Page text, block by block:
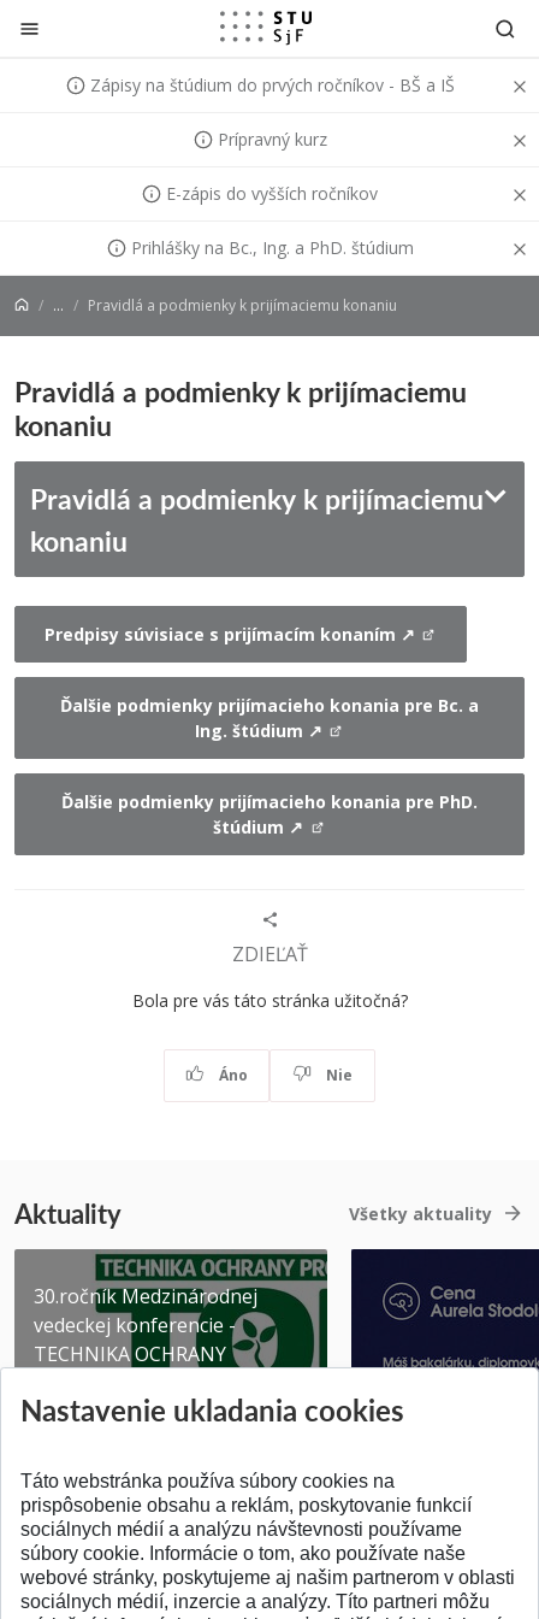
Prejsť na obsah
Zápisy na štúdium do prvých ročníkov - BŠ a IŠ
Prípravný kurz
E-zápis do vyšších ročníkov
Prihlášky na Bc., Ing. a PhD. štúdium
... Pravidlá a podmienky k prijímaciemu konaniu
Pravidlá a podmienky k prijímaciemu
konaniu
Pravidlá a podmienky k prijímaciemu
konaniu
Predpisy súvisiace s prijímacím konaním ↗
Ďalšie podmienky prijímacieho konania pre Bc. a
Ing. štúdium ↗
Ďalšie podmienky prijímacieho konania pre PhD.
štúdium ↗
ZDIEĽAŤ
Bola pre vás táto stránka užitočná?
Áno Nie
Aktuality Všetky aktuality
30.ročník Medzinárodnej
vedeckej konferencie -
TECHNIKA OCHRANY
Pridané 03.08.2026 Pridané 07.07.2026
SPÄŤ NA VRCH
Nastavenie ukladania cookies
Táto webstránka používa súbory cookies na
prispôsobenie obsahu a reklám, poskytovanie funkcií
sociálnych médií a analýzu návštevnosti používame
súbory cookie. Informácie o tom, ako používate naše
webové stránky, poskytujeme aj našim partnerom v oblasti
sociálnych médií, inzercie a analýzy. Títo partneri môžu